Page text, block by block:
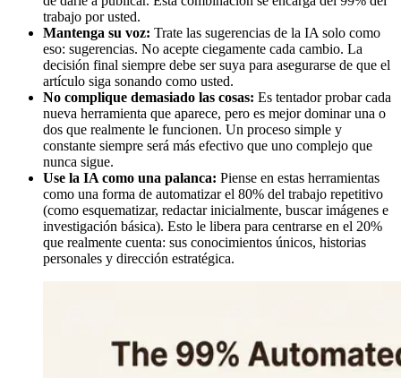
trabajo por usted.
Mantenga su voz: Trate las sugerencias de la IA solo como
eso: sugerencias. No acepte ciegamente cada cambio. La
decisión final siempre debe ser suya para asegurarse de que el
artículo siga sonando como usted.
No complique demasiado las cosas: Es tentador probar cada
nueva herramienta que aparece, pero es mejor dominar una o
dos que realmente le funcionen. Un proceso simple y
constante siempre será más efectivo que uno complejo que
nunca sigue.
Use la IA como una palanca: Piense en estas herramientas
como una forma de automatizar el 80% del trabajo repetitivo
(como esquematizar, redactar inicialmente, buscar imágenes e
investigación básica). Esto le libera para centrarse en el 20%
que realmente cuenta: sus conocimientos únicos, historias
personales y dirección estratégica.